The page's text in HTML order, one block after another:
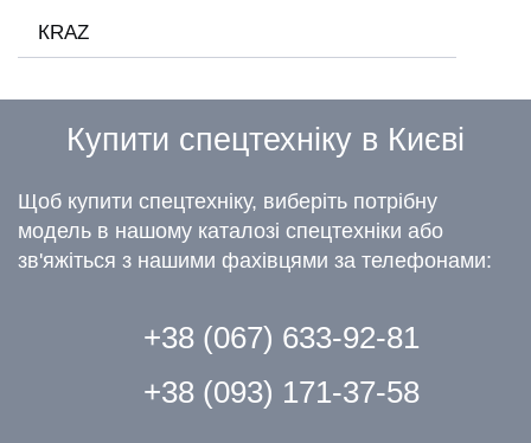
КRAZ
Купити спецтехніку в Києві
Щоб купити спецтехніку, виберіть потрібну
модель в нашому каталозі спецтехніки або
зв'яжіться з нашими фахівцями за телефонами:
+38 (067) 633-92-81
+38 (093) 171-37-58